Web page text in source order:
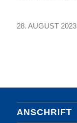
28. AUGUST 2023
ANSCHRIFT